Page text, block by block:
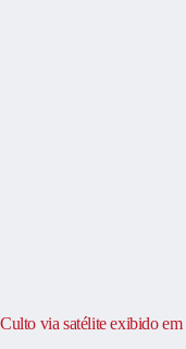
Culto via satélite exibido